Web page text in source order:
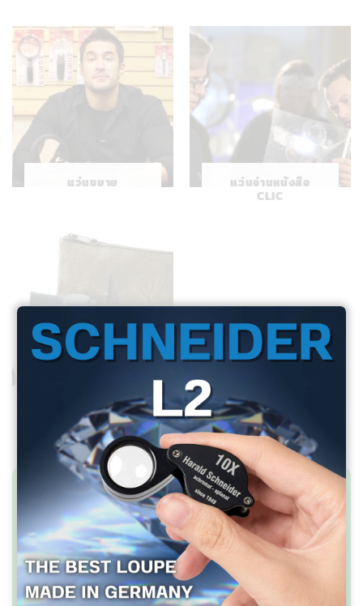
แว่นขยาย แว่นอ่านหนังสือ
CLIC
สอบถามข้อมูลเพิ่มเติม
บริษัท เอาท์ดอร์วิชั่น จำกัด
2358/2 ถ.ลาดพร้าว แขวงพลับพลา
วังทองหลาง กทม.10310
โทรศัพท์ 081-7682866, 095-3716866